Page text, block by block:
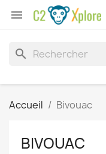

search
Accueil Bivouac
BIVOUAC